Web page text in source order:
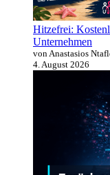
Hitzefrei:
Unternehmen
von Anastasios
4. August 2026